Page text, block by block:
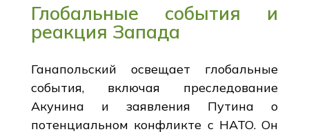
Глобальные события и
реакция Запада
Ганапольский освещает глобальные
события, включая преследование
Акунина и заявления Путина о
потенциальном конфликте с НАТО. Он